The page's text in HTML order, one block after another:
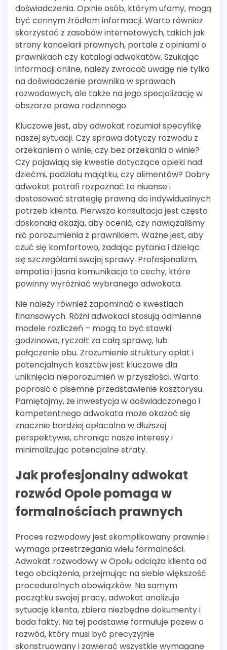
doświadczenia. Opinie osób, którym ufamy, mogą
być cennym źródłem informacji. Warto również
skorzystać z zasobów internetowych, takich jak
strony kancelarii prawnych, portale z opiniami o
prawnikach czy katalogi adwokatów. Szukając
informacji online, należy zwracać uwagę nie tylko
na doświadczenie prawnika w sprawach
rozwodowych, ale także na jego specjalizację w
obszarze prawa rodzinnego.
Kluczowe jest, aby adwokat rozumiał specyfikę
naszej sytuacji. Czy sprawa dotyczy rozwodu z
orzekaniem o winie, czy bez orzekania o winie?
Czy pojawiają się kwestie dotyczące opieki nad
dziećmi, podziału majątku, czy alimentów? Dobry
adwokat potrafi rozpoznać te niuanse i
dostosować strategię prawną do indywidualnych
potrzeb klienta. Pierwsza konsultacja jest często
doskonałą okazją, aby ocenić, czy nawiązaliśmy
nić porozumienia z prawnikiem. Ważne jest, aby
czuć się komfortowo, zadając pytania i dzieląc
się szczegółami swojej sprawy. Profesjonalizm,
empatia i jasna komunikacja to cechy, które
powinny wyróżniać wybranego adwokata.
Nie należy również zapominać o kwestiach
finansowych. Różni adwokaci stosują odmienne
modele rozliczeń – mogą to być stawki
godzinowe, ryczałt za całą sprawę, lub
połączenie obu. Zrozumienie struktury opłat i
potencjalnych kosztów jest kluczowe dla
uniknięcia nieporozumień w przyszłości. Warto
poprosić o pisemne przedstawienie kosztorysu.
Pamiętajmy, że inwestycja w doświadczonego i
kompetentnego adwokata może okazać się
znacznie bardziej opłacalna w dłuższej
perspektywie, chroniąc nasze interesy i
minimalizując potencjalne straty.
Jak profesjonalny adwokat
rozwód Opole pomaga w
formalnościach prawnych
Proces rozwodowy jest skomplikowany prawnie i
wymaga przestrzegania wielu formalności.
Adwokat rozwodowy w Opolu odciąża klienta od
tego obciążenia, przejmując na siebie większość
proceduralnych obowiązków. Na samym
początku swojej pracy, adwokat analizuje
sytuację klienta, zbiera niezbędne dokumenty i
bada fakty. Na tej podstawie formułuje pozew o
rozwód, który musi być precyzyjnie
skonstruowany i zawierać wszystkie wymagane